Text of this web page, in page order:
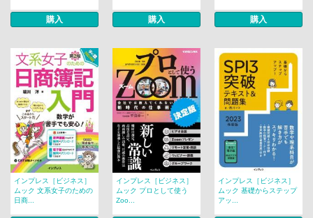
購入 購入 購入
インプレス［ビジネス］
ムック 文系女子のための
日商...
インプレス［ビジネス］
ムック プロとして使う
Zoo...
インプレス［ビジネス］
ムック 基礎からステップ
アッ...